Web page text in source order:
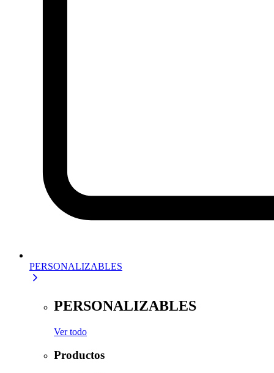
PERSONALIZABLES
PERSONALIZABLES
Ver todo
Productos